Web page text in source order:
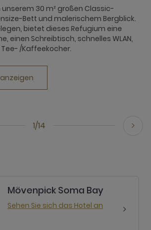
1/14
unserem 30 m² großen Classic-
Bett und malerischem Bergblick.
bietet dieses Refugium eine
einen Schreibtisch, schnelles WLAN,
/Kaffeekocher.
Mövenpick Soma Bay
Sehen Sie sich das Hotel an